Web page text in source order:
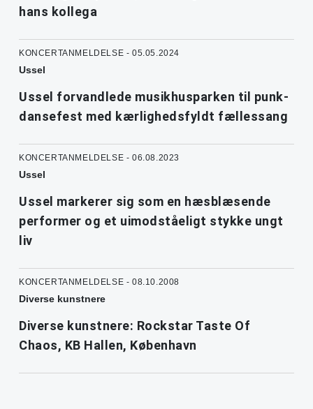
hans kollega
KONCERTANMELDELSE - 05.05.2024
Ussel
Ussel forvandlede musikhusparken til punk-
dansefest med kærlighedsfyldt fællessang
KONCERTANMELDELSE - 06.08.2023
Ussel
Ussel markerer sig som en hæsblæsende
performer og et uimodståeligt stykke ungt
liv
KONCERTANMELDELSE - 08.10.2008
Diverse kunstnere
Diverse kunstnere: Rockstar Taste Of
Chaos, KB Hallen, København